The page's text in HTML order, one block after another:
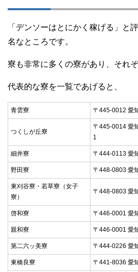
「デンソーはとにかく稼げる」と
名なところです。
寮も非常に多くの寮があり、それ
代表的な寮を一覧であげると、
青雲寮 〒445-0012 愛
つくしが丘寮
〒445-0014 愛
1
細井寮 〒444-0113 愛
野田寮 〒448-0803 愛
東刈谷寮・若草寮（女子
寮）
〒448-0803 愛
啓和寮 〒446-0001 愛
親和寮 〒446-0001 愛
第二六ッ美寮 〒444-0226 愛
東橋良寮 〒441-8036 愛